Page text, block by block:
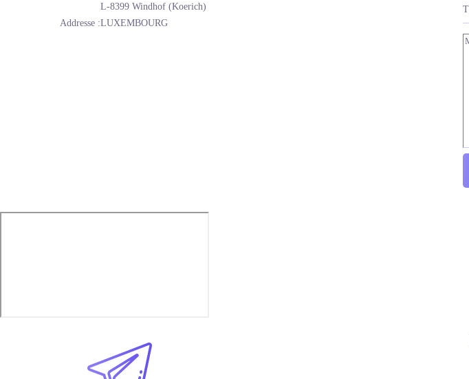
Addresse :
L-8399 Windhof (Koerich)
LUXEMBOURG